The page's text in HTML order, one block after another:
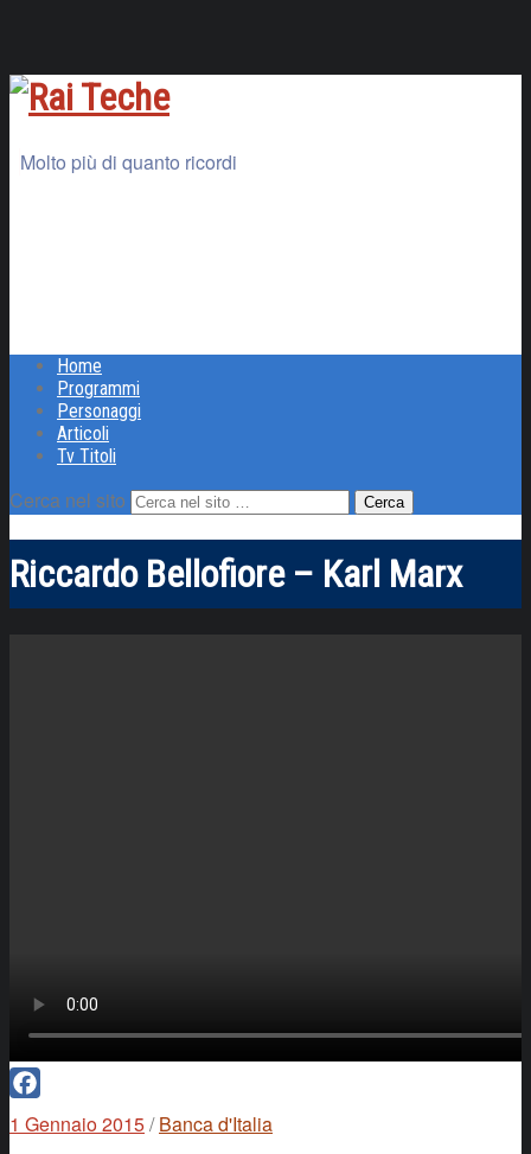
Molto più di quanto ricordi
Home
Programmi
Personaggi
Articoli
Tv Titoli
Cerca nel sito
Riccardo Bellofiore – Karl Marx
Facebook
1 Gennaio 2015/ Banca d'Italia